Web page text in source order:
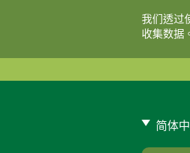
我们透过
收集数据
简体